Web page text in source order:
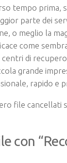
tempo prima,
parte dei
o meglio la
come
di
grande
rapido e
con